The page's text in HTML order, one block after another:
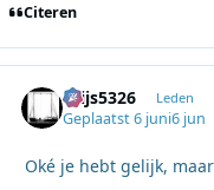
Citeren
thijs5326 Leden
Geplaatst6 juni6 jun
Oké je hebt gelijk,